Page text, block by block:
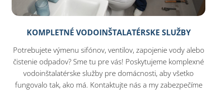
KOMPLETNÉ VODOINŠTALATÉRSKE SLUŽBY
Potrebujete výmenu sifónov, ventilov, zapojenie vody alebo
čistenie odpadov? Sme tu pre vás! Poskytujeme komplexné
vodoinštalatérske služby pre domácnosti, aby všetko
fungovalo tak, ako má. Kontaktujte nás a my zabezpečíme